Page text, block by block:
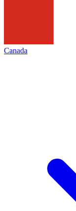
Canada